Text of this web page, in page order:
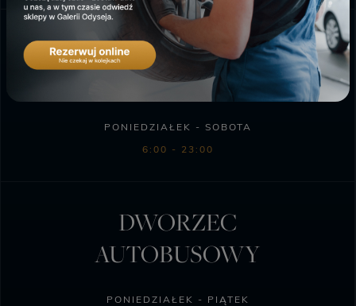
SKLEP BIEDRONKA
PONIEDZIAŁEK - SOBOTA
6:00 - 23:00
DWORZEC
AUTOBUSOWY
PONIEDZIAŁEK - PIĄTEK